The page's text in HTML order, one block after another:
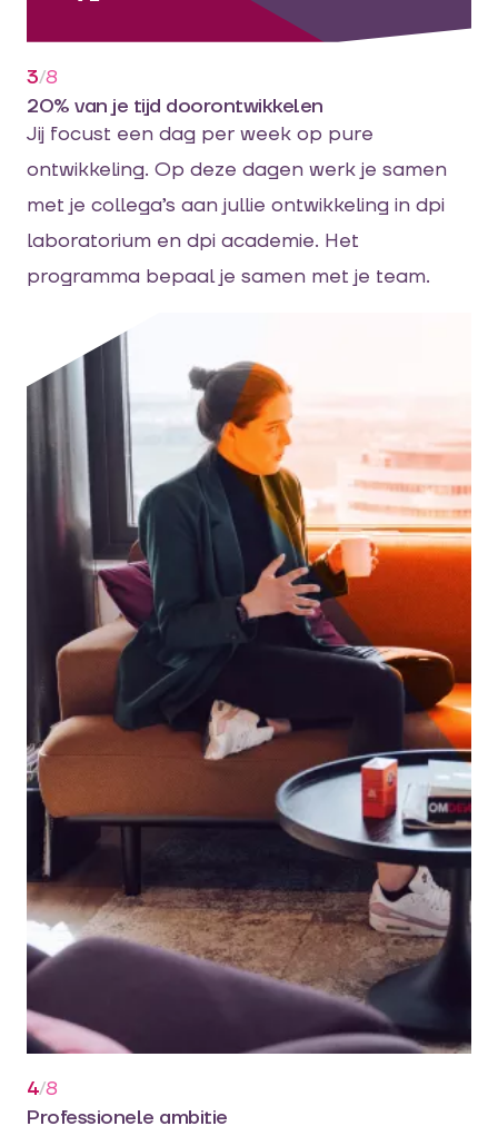
3/8
20% van je tijd doorontwikkelen
Jij focust een dag per week op pure
ontwikkeling. Op deze dagen werk je samen
met je collega’s aan jullie ontwikkeling in dpi
laboratorium en dpi academie. Het
programma bepaal je samen met je team.
4/8
Professionele ambitie